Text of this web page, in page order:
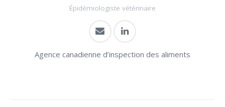
Épidémiologiste vétérinaire
Agence canadienne d’inspection des aliments